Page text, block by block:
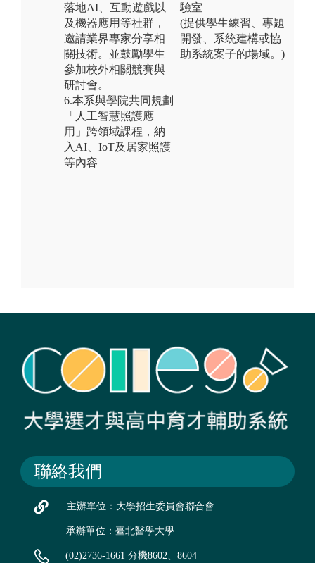
落地AI、互動遊戲以
及機器應用等社群，
邀請業界專家分享相
關技術。並鼓勵學生
參加校外相關競賽與
研討會。
6.本系與學院共同規劃
「人工智慧照護應
用」跨領域課程，納
入AI、IoT及居家照護
等內容
驗室
(提供學生練習、專題
開發、系統建構或協
助系統案子的場域。)
聯絡我們
主辦單位：大學招生委員會聯合會
承辦單位：臺北醫學大學
(02)2736-1661 分機8602、8604